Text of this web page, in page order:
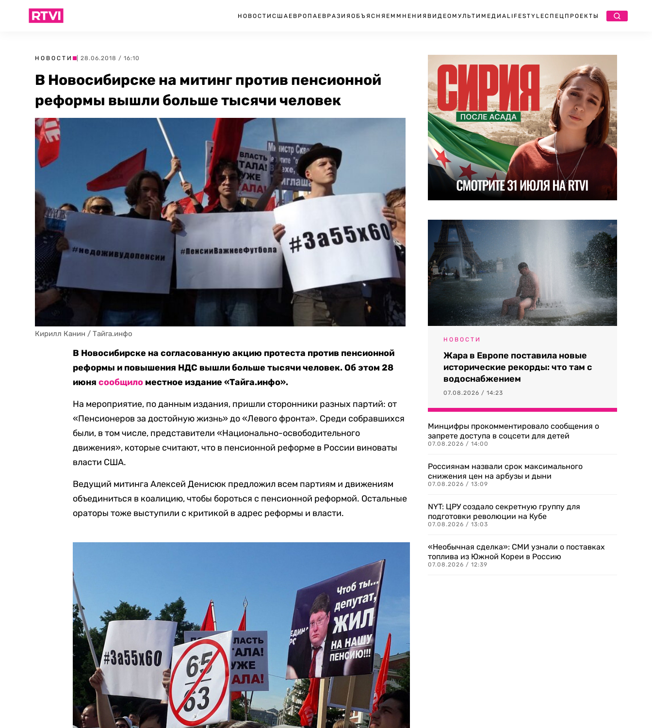
НОВОСТИ США ЕВРОПА ЕВРАЗИЯ ОБЪЯСНЯЕМ МНЕНИЯ ВИДЕО МУЛЬТИМЕДИА LIFESTYLEСПЕЦПРОЕКТЫ
НОВОСТИ | 28.06.2018 / 16:10
В Новосибирске на митинг против пенсионной
реформы вышли больше тысячи человек
Кирилл Канин / Тайга.инфо
В Новосибирске на согласованную акцию протеста против пенсионной
реформы и повышения НДС вышли больше тысячи человек. Об этом 28
июня сообщило местное издание «Тайга.инфо».
На мероприятие, по данным издания, пришли сторонники разных партий: от
«Пенсионеров за достойную жизнь» до «Левого фронта». Среди собравшихся
были, в том числе, представители «Национально-освободительного
движения», которые считают, что в пенсионной реформе в России виноваты
власти США.
Ведущий митинга Алексей Денисюк предложил всем партиям и движениям
объединиться в коалицию, чтобы бороться с пенсионной реформой. Остальные
ораторы тоже выступили с критикой в адрес реформы и власти.
НОВОСТИ
Жара в Европе поставила новые
исторические рекорды: что там с
водоснабжением
07.08.2026 / 14:23
Минцифры прокомментировало сообщения о
запрете доступа в соцсети для детей
07.08.2026 / 14:00
Россиянам назвали срок максимального
снижения цен на арбузы и дыни
07.08.2026 / 13:09
NYT: ЦРУ создало секретную группу для
подготовки революции на Кубе
07.08.2026 / 13:03
«Необычная сделка»: СМИ узнали о поставках
топлива из Южной Кореи в Россию
07.08.2026 / 12:39